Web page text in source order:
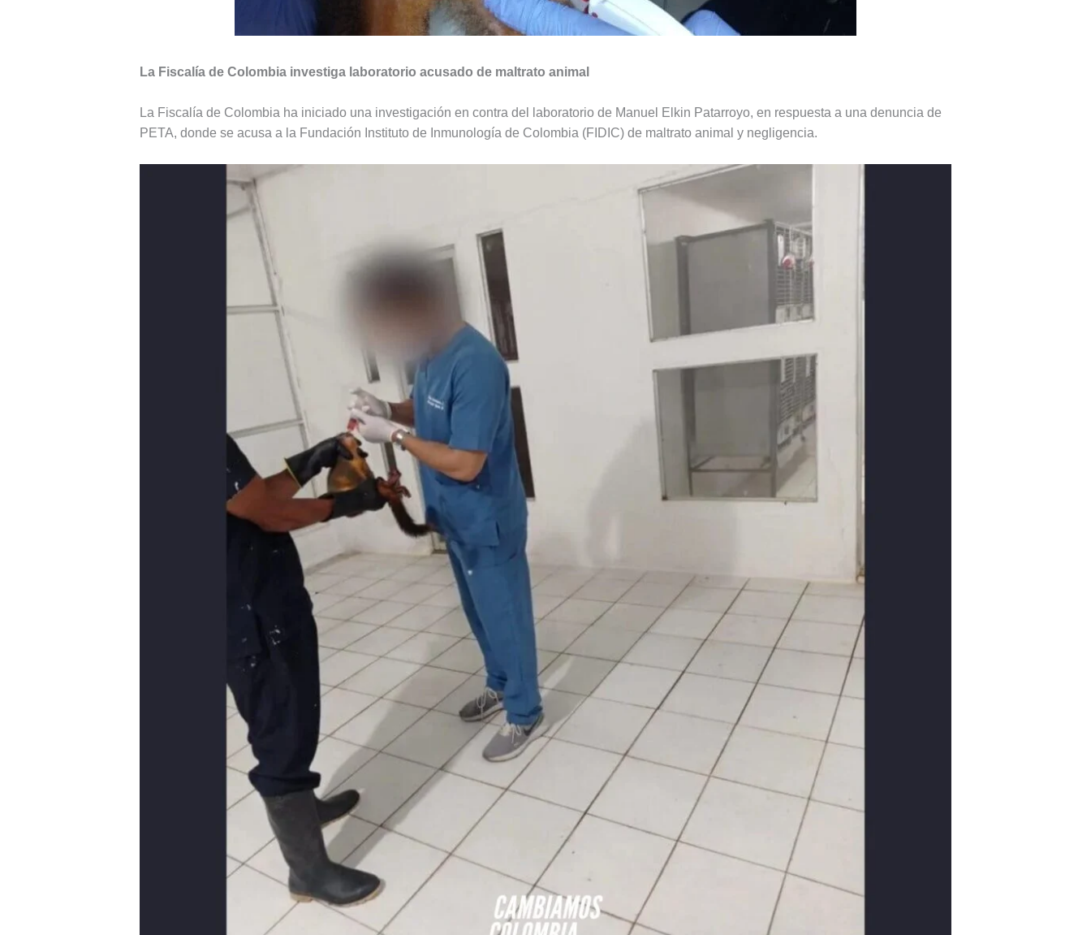
La Fiscalía de Colombia investiga laboratorio acusado de maltrato animal
La Fiscalía de Colombia ha iniciado una investigación en contra del laboratorio de Manuel Elkin Patarroyo, en respuesta a una denuncia de
PETA, donde se acusa a la Fundación Instituto de Inmunología de Colombia (FIDIC) de maltrato animal y negligencia.